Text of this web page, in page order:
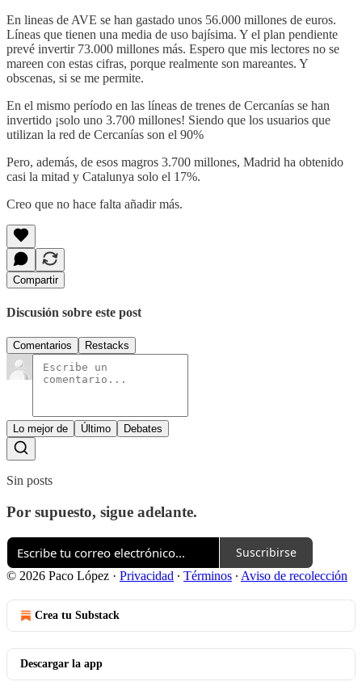
En lineas de AVE se han gastado unos 56.000 millones de euros.
Líneas que tienen una media de uso bajísima. Y el plan pendiente
prevé invertir 73.000 millones más. Espero que mis lectores no se
mareen con estas cifras, porque realmente son mareantes. Y
obscenas, si se me permite.
En el mismo período en las líneas de trenes de Cercanías se han
invertido ¡solo uno 3.700 millones! Siendo que los usuarios que
utilizan la red de Cercanías son el 90%
Pero, además, de esos magros 3.700 millones, Madrid ha obtenido
casi la mitad y Catalunya solo el 17%.
Creo que no hace falta añadir más.
Compartir
Discusión sobre este post
Comentarios Restacks
Lo mejor de Último Debates
Sin posts
Por supuesto, sigue adelante.
Suscribirse
© 2026 Paco López · Privacidad ∙ Términos ∙ Aviso de recolección
Crea tu Substack
Descargar la app